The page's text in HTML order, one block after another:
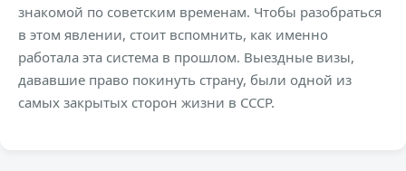
знакомой по советским временам. Чтобы разобраться
в этом явлении, стоит вспомнить, как именно
работала эта система в прошлом. Выездные визы,
дававшие право покинуть страну, были одной из
самых закрытых сторон жизни в СССР.